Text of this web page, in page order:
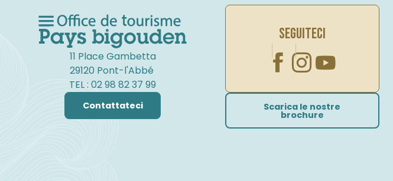
11 Place Gambetta
29120 Pont-l'Abbé
TEL : 02 98 82 37 99
Contattateci
SEGUITECI
Scarica le nostre
brochure